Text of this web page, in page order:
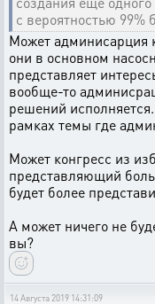
с вероятностью 99%
Может админисарция
они в основном
представляет
вообще-то
решений
рамках темы где
Может конгресс из
представляющий
будет более
А может ничего не
вы?
14 Августа 2019 14:31:09